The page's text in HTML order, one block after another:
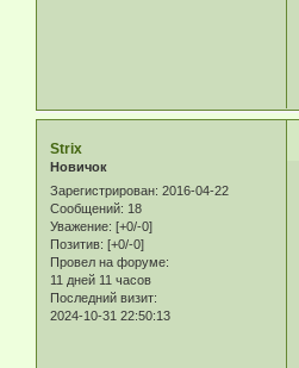
Strix
Новичок
Зарегистрирован: 2016-04-22
Сообщений: 18
Уважение: [+0/-0]
Позитив: [+0/-0]
Провел на форуме:
11 дней 11 часов
Последний визит:
2024-10-31 22:50:13